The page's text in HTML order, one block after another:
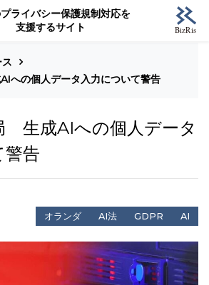
ライバシー保護規制対応を
支援するサイト
への個人データ入力について警告
生成AIへの個人データ
警告
オランダ AI法 GDPR AI